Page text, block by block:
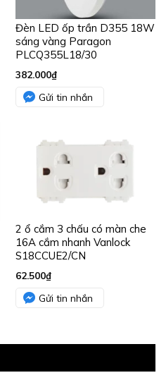
Đèn LED ốp trần D355 18W
sáng vàng Paragon
PLCQ355L18/30
382.000₫
Gửi tin nhắn
2 ổ cắm 3 chấu có màn che
16A cắm nhanh Vanlock
S18CCUE2/CN
62.500₫
Gửi tin nhắn